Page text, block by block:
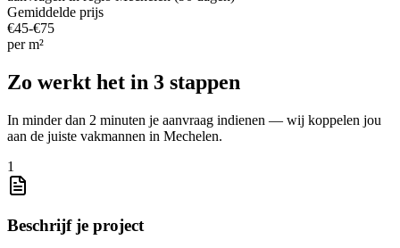
Gemiddelde prijs
€45-€75
perm²
Zo werkt het in 3 stappen
In minder dan 2 minuten je aanvraag indienen — wij koppelen jou
aan de juiste vakmannen in Mechelen.
1
Beschrijf je project